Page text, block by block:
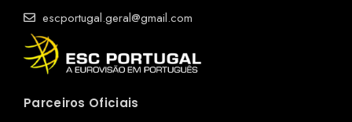
escportugal.geral@gmail.com
Parceiros Oficiais